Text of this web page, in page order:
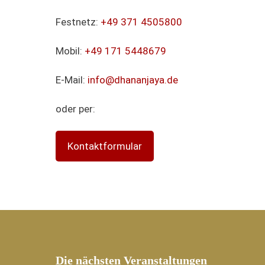
Festnetz: +49 371 4505800
Mobil: +49 171 5448679
E-Mail: info@dhananjaya.de
oder per:
Kontaktformular
Die nächsten Veranstaltungen